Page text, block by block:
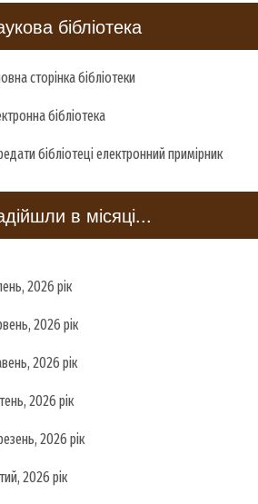
бібліотека
сторінка бібліотеки
бібліотека
бібліотеці електронний примірник
в місяці...
2026 рік
2026 рік
2026 рік
2026 рік
2026 рік
2026 рік